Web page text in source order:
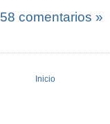
58 comentarios »
Inicio